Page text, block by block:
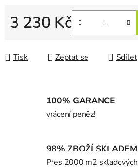
3 230 Kč
Tisk Zeptat se Sdílet
100% GARANCE
vrácení peněz!
98% ZBOŽÍ
Přes 2000 m2